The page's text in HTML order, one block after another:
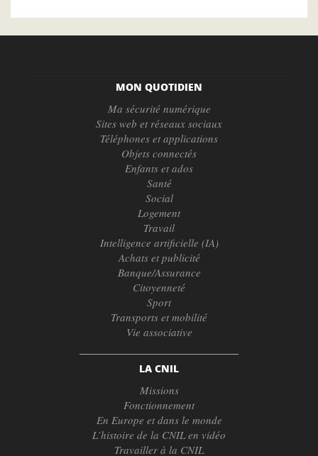
MON QUOTIDIEN
Ma sécurité numérique
Sites web et réseaux sociaux
Téléphones et applications
Objets connectés
Enfants et ados
Santé
Social
Logement
Travail
Intelligence artificielle (IA)
Achats et publicité
Banque/Assurance
Citoyenneté
Sport
Transports et mobilité
Vie associative
LA CNIL
Missions
Fonctionnement
En Europe et dans le monde
L’histoire de la CNIL en vidéo
Travailler à la CNIL